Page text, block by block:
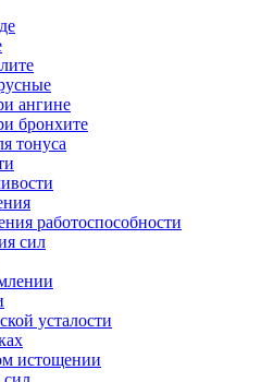
ангине
бронхите
тонуса
работоспособности
сил
усталости
истощении